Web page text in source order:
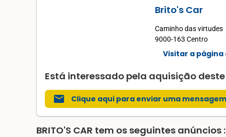
Brito's Car
Caminho das virtudes
9000-163 Centro
Visitar a página
Está interessado pela aquisição deste
mail Clique aqui para enviar uma mensagem
BRITO'S CAR tem os seguintes anúncios :